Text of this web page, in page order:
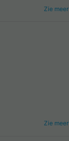
Zie meer
Zie meer